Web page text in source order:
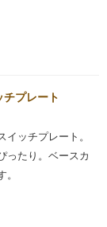
プレート
ッチプレート。
ったり。ベースカ